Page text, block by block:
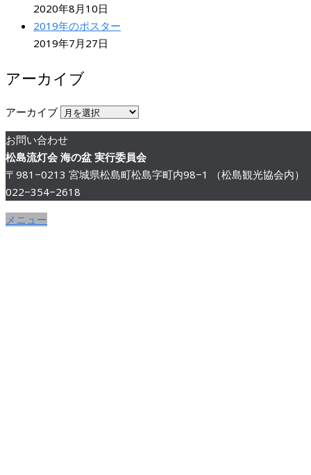
2020年8月10日
2019年のポスター
2019年7月27日
アーカイブ
アーカイブ
お問い合わせ
松島流灯会 海の盆 実行委員会
〒981−0213 宮城県松島町松島字町内98−1 （松島観光協会内）
022−354−2618
メニュー